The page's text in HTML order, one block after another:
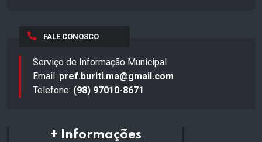
FALE CONOSCO
Serviço de Informação Municipal
Email: pref.buriti.ma@gmail.com
Telefone: (98) 97010-8671
+ Informações